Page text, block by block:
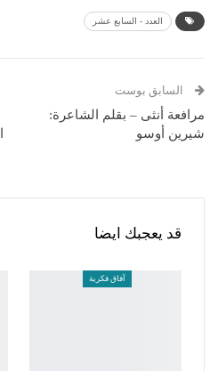
العدد - السابع عشر
السابق بوست
مرافعة أنثى – بقلم الشاعرة:
شيرين أوسو
قد يعجبك ايضا
آفاق فكرية